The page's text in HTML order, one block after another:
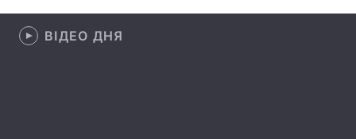
Інтерв'ю Думки
ВІДЕО ДНЯ